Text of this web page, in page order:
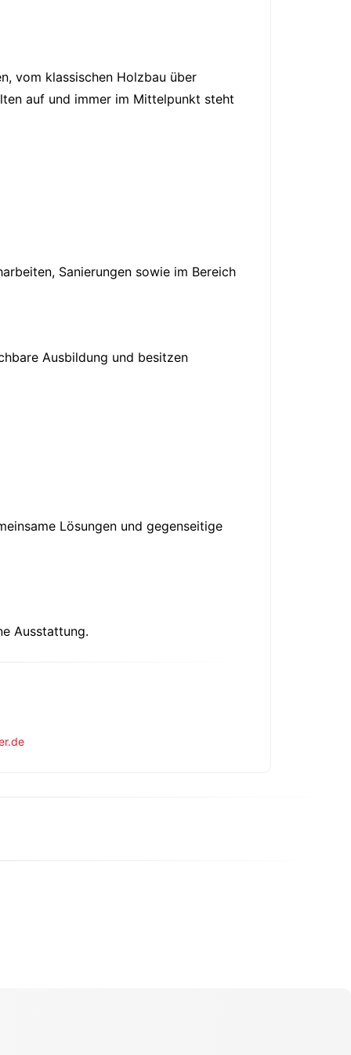
vom klassischen Holzbau über
auf und immer im Mittelpunkt steht
Sanierungen sowie im Bereich
Ausbildung und besitzen
Lösungen und gegenseitige
Ausstattung.